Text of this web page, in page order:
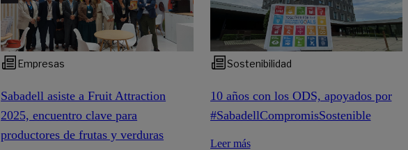
Empresas
Sabadell asiste a Fruit Attraction
2025, encuentro clave para
productores de frutas y verduras
Sostenibilidad
10 años con los ODS, apoyados por
#SabadellCompromisSostenible
Leer más